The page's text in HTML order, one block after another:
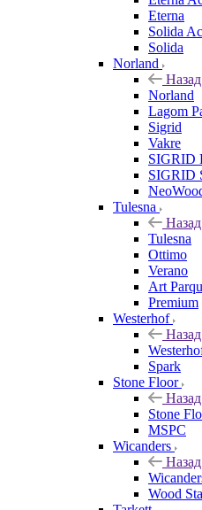
Eterna
Solida
Solida
Norland
Назад
Norland
Lagom
Sigrid
Vakre
SIGRID
SIGRID
Tulesna
Назад
Tulesna
Ottimo
Verano
Art
Premium
Westerhof
Назад
Spark
Stone Floor
Назад
Stone
MSPC
Wicanders
Назад
Wood